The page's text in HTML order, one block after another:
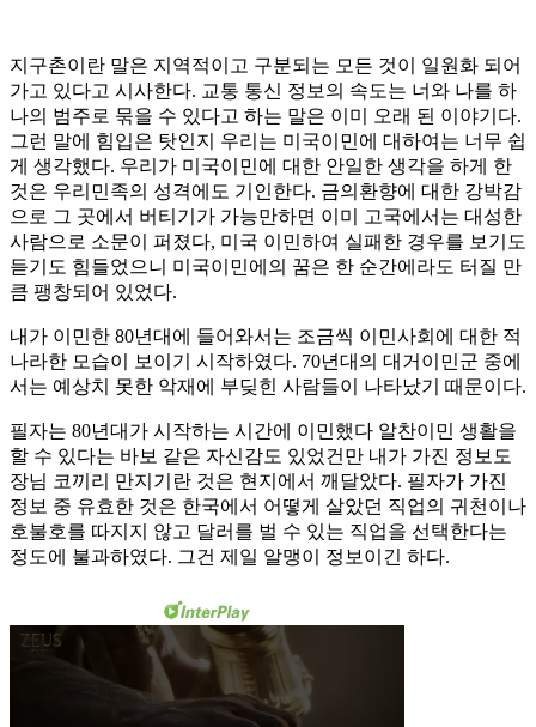
지구촌이란 말은 지역적이고 구분되는 모든 것이 일원화 되어
가고 있다고 시사한다. 교통 통신 정보의 속도는 너와 나를 하
나의 범주로 묶을 수 있다고 하는 말은 이미 오래 된 이야기다.
그런 말에 힘입은 탓인지 우리는 미국이민에 대하여는 너무 쉽
게 생각했다. 우리가 미국이민에 대한 안일한 생각을 하게 한
것은 우리민족의 성격에도 기인한다. 금의환향에 대한 강박감
으로 그 곳에서 버티기가 가능만하면 이미 고국에서는 대성한
사람으로 소문이 퍼졌다, 미국 이민하여 실패한 경우를 보기도
듣기도 힘들었으니 미국이민에의 꿈은 한 순간에라도 터질 만
큼 팽창되어 있었다.
내가 이민한 80년대에 들어와서는 조금씩 이민사회에 대한 적
나라한 모습이 보이기 시작하였다. 70년대의 대거이민군 중에
서는 예상치 못한 악재에 부딪힌 사람들이 나타났기 때문이다.
필자는 80년대가 시작하는 시간에 이민했다 알찬이민 생활을
할 수 있다는 바보 같은 자신감도 있었건만 내가 가진 정보도
장님 코끼리 만지기란 것은 현지에서 깨달았다. 필자가 가진
정보 중 유효한 것은 한국에서 어떻게 살았던 직업의 귀천이나
호불호를 따지지 않고 달러를 벌 수 있는 직업을 선택한다는
정도에 불과하였다. 그건 제일 알맹이 정보이긴 하다.